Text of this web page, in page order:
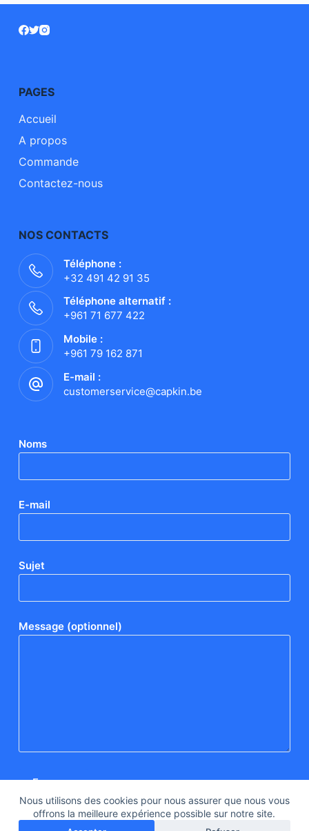
Nous utilisons des cookies pour nous assurer que nous vous
offrons la meilleure expérience possible sur notre site.
PAGES
Accueil
A propos
Commande
Contactez-nous
NOS CONTACTS
Téléphone :
+32 491 42 91 35
Téléphone alternatif :
+961 71 677 422
Mobile :
+961 79 162 871
E-mail :
customerservice@capkin.be
Noms
E-mail
Sujet
Message (optionnel)